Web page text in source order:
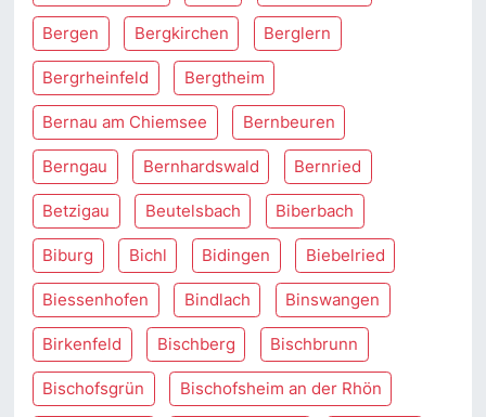
Bergen Bergkirchen Berglern
Bergrheinfeld Bergtheim
Bernau am Chiemsee Bernbeuren
Berngau Bernhardswald Bernried
Betzigau Beutelsbach Biberbach
Biburg Bichl Bidingen Biebelried
Biessenhofen Bindlach Binswangen
Birkenfeld Bischberg Bischbrunn
Bischofsgrün Bischofsheim an der Rhön